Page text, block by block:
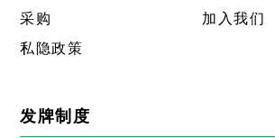
采购
加入我们
私隐政策
发牌制度